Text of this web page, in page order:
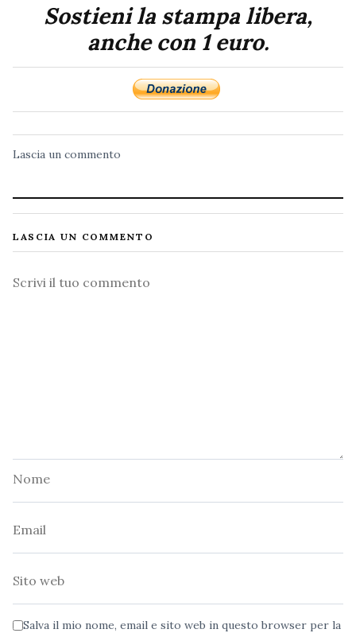
Sostieni la stampa libera,
anche con 1 euro.
Lascia un commento
LASCIA UN COMMENTO
Commento
Salva il mio nome, email e sito web in questo browser per la